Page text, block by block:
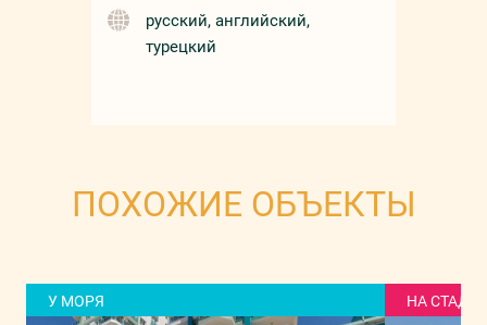
русский, английский,
турецкий
ПОХОЖИЕ ОБЪЕКТЫ
У МОРЯ НА